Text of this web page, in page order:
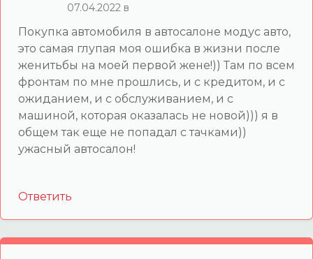
07.04.2022 в
Покупка автомобиля в автосалоне модус авто,
это самая глупая моя ошибка в жизни после
женитьбы на моей первой жене!)) Там по всем
фронтам по мне прошлись, и с кредитом, и с
ожиданием, и с обслуживанием, и с
машиной, которая оказалась не новой))) я в
общем так еще не попадал с тачками))
ужасный автосалон!
Ответить